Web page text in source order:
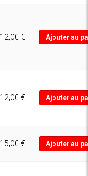
12,00 € Ajouter au
12,00 € Ajouter au
15,00 € Ajouter au